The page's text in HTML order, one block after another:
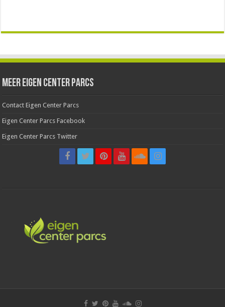
Meer Eigen Center Parcs
Contact Eigen Center Parcs
Eigen Center Parcs Facebook
Eigen Center Parcs Twitter